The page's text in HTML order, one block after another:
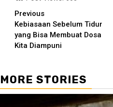
Continue
Reading
Previous
Kebiasaan Sebelum Tidur
yang Bisa Membuat Dosa
Kita Diampuni
MORE STORIES